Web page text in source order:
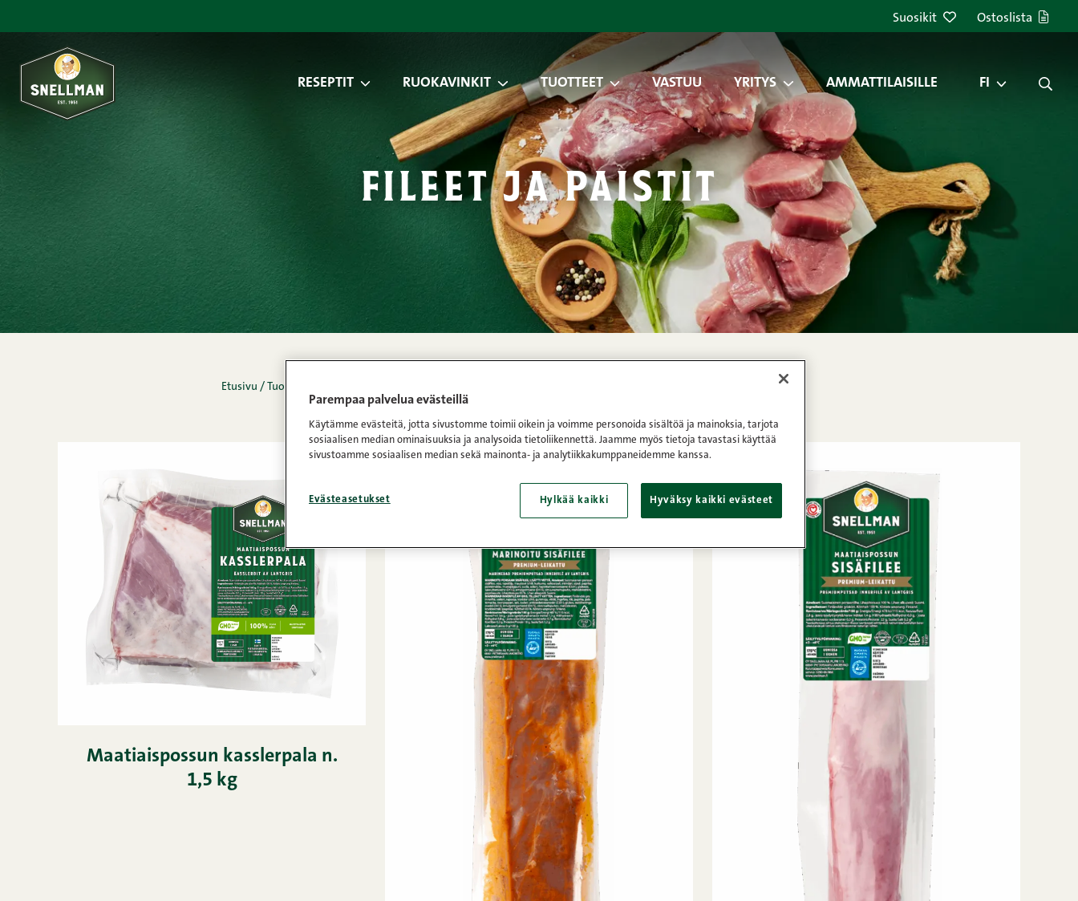
Suosikit Ostoslista
RESEPTIT RUOKAVINKIT TUOTTEET VASTUU YRITYS AMMATTILAISILLE FI
fileet ja paistit
Etusivu / Tuotteet
Maatiaispossun kasslerpala n.
1,5 kg
Parempaa palvelua evästeillä
Käytämme evästeitä, jotta sivustomme toimii oikein ja voimme personoida sisältöä ja mainoksia, tarjota
sosiaalisen median ominaisuuksia ja analysoida tietoliikennettä. Jaamme myös tietoja tavastasi käyttää
sivustoamme sosiaalisen median sekä mainonta- ja analytiikkakumppaneidemme kanssa.
Evästeasetukset Hylkää kaikki Hyväksy kaikki evästeet